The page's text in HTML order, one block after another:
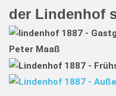
der Lindenhof